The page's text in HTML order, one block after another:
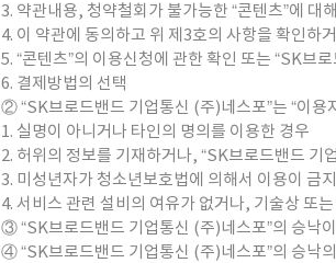
3. 약관내용, 청약철회가 불가능한 “콘텐츠”에 대
4. 이 약관에 동의하고 위 제3호의 사항을 확인하
5. “콘텐츠”의 이용신청에 관한 확인 또는 “SK브
6. 결제방법의 선택
② “SK브로드밴드 기업통신 (주)네스포”는 “이용
1. 실명이 아니거나 타인의 명의를 이용한 경우
2. 허위의 정보를 기재하거나, “SK브로드밴드 기
3. 미성년자가 청소년보호법에 의해서 이용이 금
4. 서비스 관련 설비의 여유가 없거나, 기술상 또
③ “SK브로드밴드 기업통신 (주)네스포”의 승낙
④ “SK브로드밴드 기업통신 (주)네스포”의 승낙